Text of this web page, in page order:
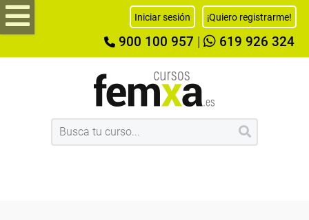
Iniciar sesión ¡Quiero registrarme!
900 100 957 619 926 324